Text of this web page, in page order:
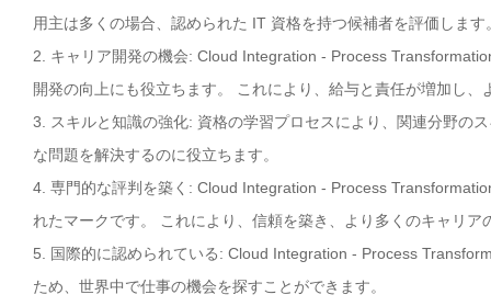
用主は多くの場合、認められた IT 資格を持つ候補者を評価しま
2. キャリア開発の機会: Cloud Integration - Process
開発の向上にも役立ちます。 これにより、給与と責任が増加し
3. スキルと知識の強化: 資格の学習プロセスにより、関連分野の
な問題を解決するのに役立ちます。
4. 専門的な評判を築く: Cloud Integration - Process
れたマークです。 これにより、信頼を築き、より多くのキャリア
5. 国際的に認められている: Cloud Integration - Process
ため、世界中で仕事の機会を探すことができます。